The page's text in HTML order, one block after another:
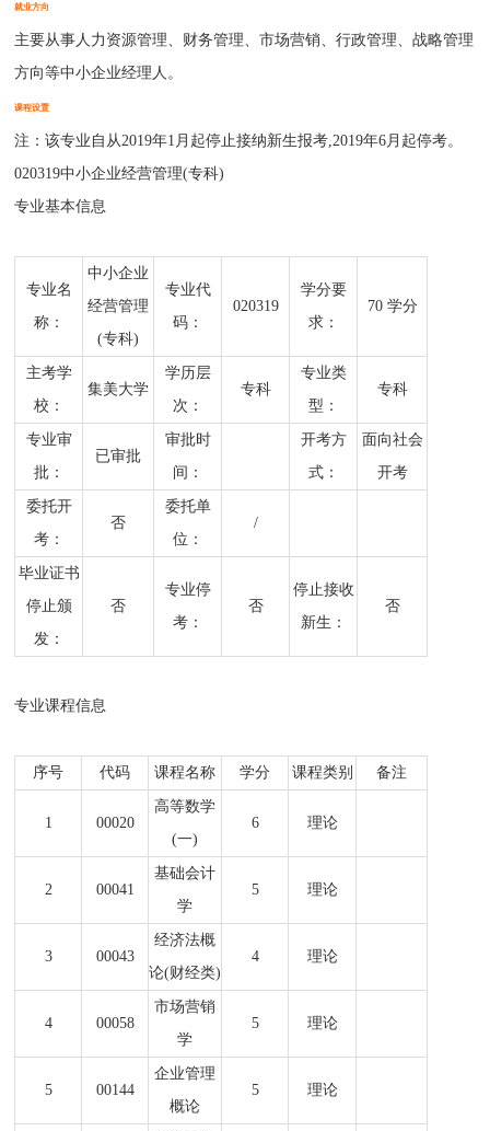
就业方向
主要从事人力资源管理、财务管理、市场营销、行政管理、战略管理
方向等中小企业经理人。
课程设置
注：该专业自从2019年1月起停止接纳新生报考,2019年6月起停考。
020319中小企业经营管理(专科)
专业基本信息
专业名
称：
中小企业
经营管理
(专科)
专业代
码：
020319
学分要
求：
70 学分
主考学
校：
集美大学
学历层
次：
专科
专业类
型：
专科
专业审
批：
已审批
审批时
间：
开考方
式：
面向社会
开考
委托开
考：
否
委托单
位：
/
毕业证书
停止颁
发：
否
专业停
考：
否
停止接收
新生：
否
专业课程信息
序号 代码 课程名称 学分 课程类别 备注
1 00020
高等数学
(一)
6 理论
2 00041
基础会计
学
5 理论
3 00043
经济法概
论(财经类)
4 理论
4 00058
市场营销
学
5 理论
5 00144
企业管理
概论
5 理论